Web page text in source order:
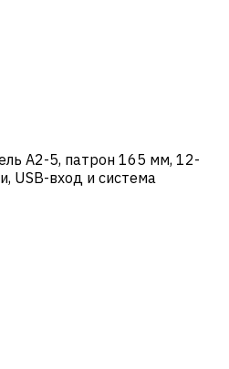
A2-5, патрон 165 мм, 12-
USB-вход и система